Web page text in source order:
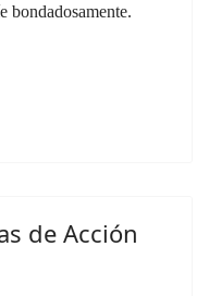
bondadosamente.
de Acción